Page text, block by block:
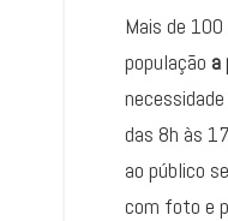
Mais de
população a
das 8h às
ao público
com foto e